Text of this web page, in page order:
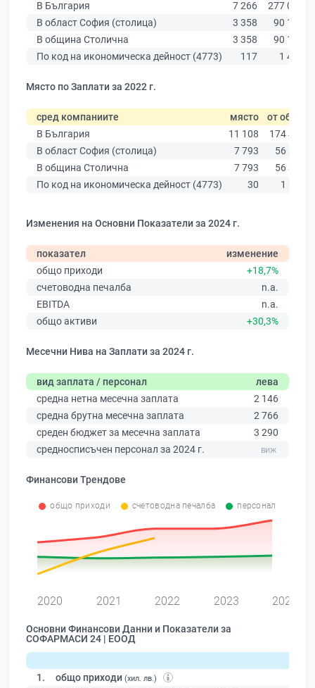
В България 7 266
277 019
В област София (столица)
3 358
90 178
В община Столична
3 358
90 178
По код на икономическа дейност (4773)
117 1 427
Място по Заплати за 2022 г.
сред компаниите място от общо
В България
11 108
174 403
В област София (столица)
7 793
56 378
В община Столична
7 793
56 378
По код на икономическа дейност (4773)
30 1 231
Изменения на Основни Показатели за 2024 г.
показател
изменение
общо приходи
+18,7%
счетоводна печалба
n.a.
EBITDA
n.a.
общо активи
+30,3%
Месечни Нива на Заплати за 2024 г.
вид заплата / персонал
лева
средна нетна месечна заплата
2 146
средна брутна месечна заплата
2 766
среден бюджет за месечна заплата
3 290
средносписъчен персонал за 2024 г.
Финансови Трендове
общо приходи счетоводна печалба персонал
2020 2021 2022 2023 2024
Основни Финансови Данни и Показатели за
СОФАРМАСИ 24 | ЕООД
1. общо приходи (хил. лв.)